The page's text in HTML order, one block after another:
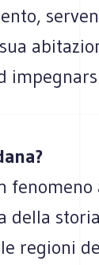
fenomeno
della
regioni